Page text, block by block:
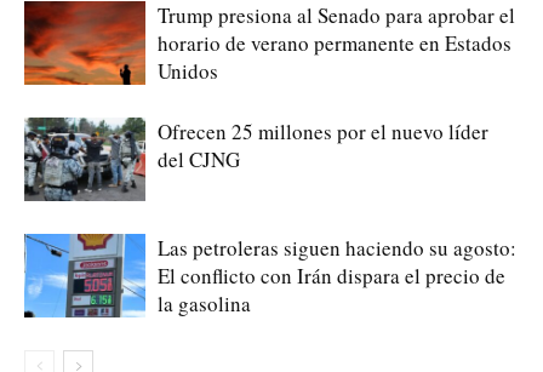
Trump presiona al Senado para aprobar el
horario de verano permanente en Estados
Unidos
Ofrecen 25 millones por el nuevo líder
del CJNG
Las petroleras siguen haciendo su agosto:
El conflicto con Irán dispara el precio de
la gasolina